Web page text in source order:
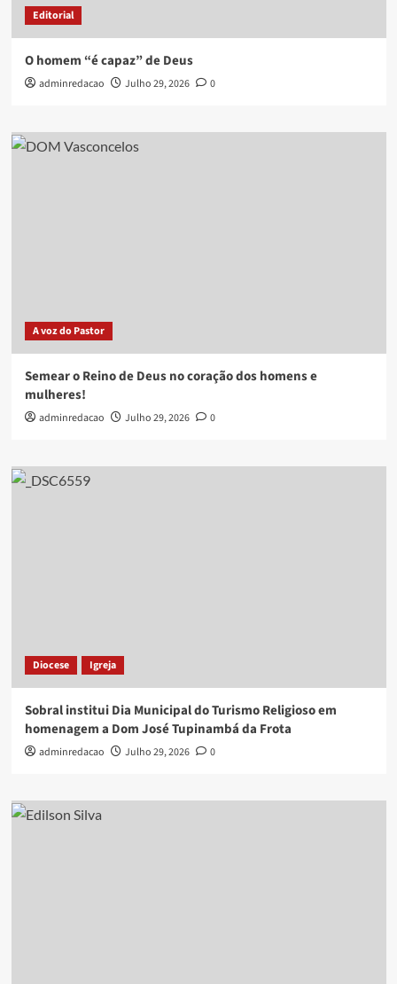
Editorial
O homem “é capaz” de Deus
adminredacao Julho 29, 2026 0
A voz do Pastor
Semear o Reino de Deus no coração dos homens e
mulheres!
adminredacao Julho 29, 2026 0
Diocese Igreja
Sobral institui Dia Municipal do Turismo Religioso em
homenagem a Dom José Tupinambá da Frota
adminredacao Julho 29, 2026 0